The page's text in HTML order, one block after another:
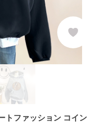
トファッション コイン